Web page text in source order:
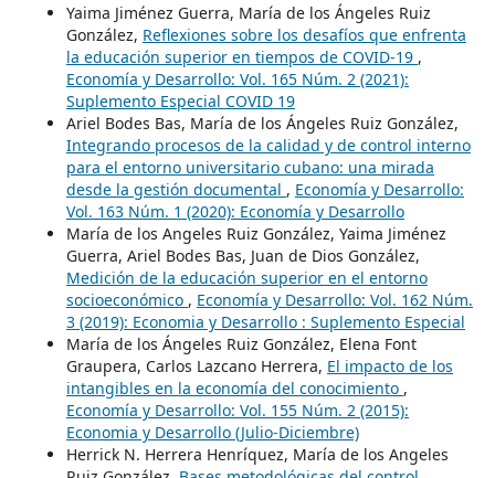
Yaima Jiménez Guerra, María de los Ángeles Ruiz
González, Reflexiones sobre los desafíos que enfrenta
la educación superior en tiempos de COVID-19 ,
Economía y Desarrollo: Vol. 165 Núm. 2 (2021):
Suplemento Especial COVID 19
Ariel Bodes Bas, María de los Ángeles Ruiz González,
Integrando procesos de la calidad y de control interno
para el entorno universitario cubano: una mirada
desde la gestión documental , Economía y Desarrollo:
Vol. 163 Núm. 1 (2020): Economía y Desarrollo
María de los Angeles Ruiz González, Yaima Jiménez
Guerra, Ariel Bodes Bas, Juan de Dios González,
Medición de la educación superior en el entorno
socioeconómico , Economía y Desarrollo: Vol. 162 Núm.
3 (2019): Economia y Desarrollo : Suplemento Especial
María de los Ángeles Ruiz González, Elena Font
Graupera, Carlos Lazcano Herrera, El impacto de los
intangibles en la economía del conocimiento ,
Economía y Desarrollo: Vol. 155 Núm. 2 (2015):
Economia y Desarrollo (Julio-Diciembre)
Herrick N. Herrera Henríquez, María de los Angeles